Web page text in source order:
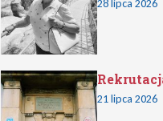
28 lipca 2026
21 lipca 2026